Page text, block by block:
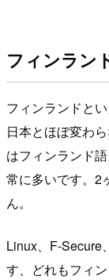
フィンラン
フィンランドと
日本とほぼ変わ
はフィンランド
常に多いです。2
ん。
Linux、F-Secure
す、どれもフィ